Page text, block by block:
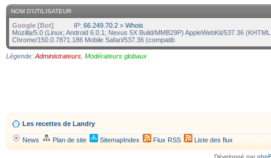
NOM D’UTILISATEUR
Google [Bot] IP: 66.249.70.2 » Whois
Mozilla/5.0 (Linux; Android 6.0.1; Nexus 5X Build/MMB29P) AppleWebKit/537.36
Chrome/150.0.7871.186 Mobile Safari/537.36 (compatib
Légende: Administrateurs Modérateurs globaux
Les recettes de Landry
News Plan de site SitemapIndex Flux RSS Liste des flux
Développé par